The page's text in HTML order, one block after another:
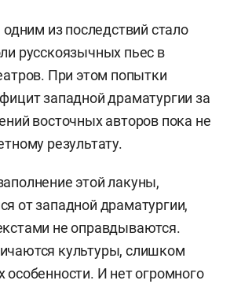
из последствий стало
русскоязычных пьес в
При этом попытки
западной драматургии за
восточных авторов пока не
результату.
этой лакуны,
от западной драматургии,
не оправдываются.
культуры, слишком
И нет огромного